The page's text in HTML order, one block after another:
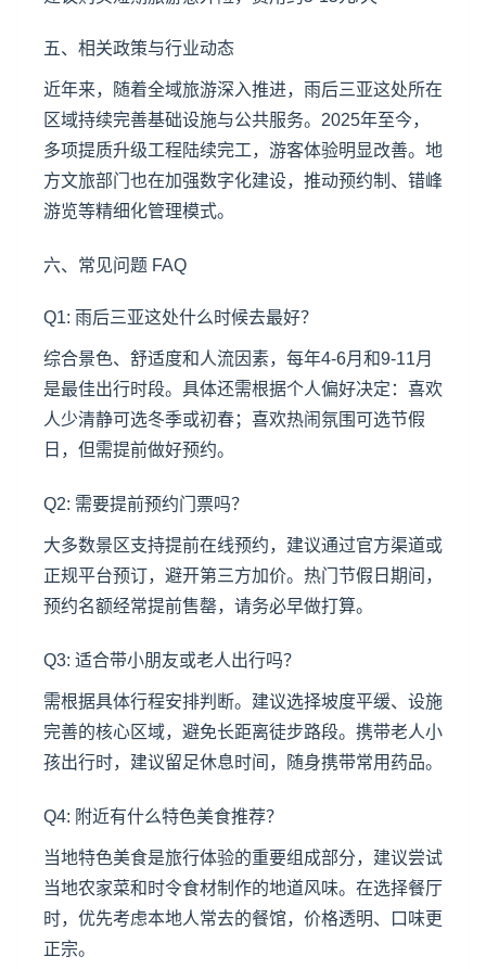
五、相关政策与行业动态
近年来，随着全域旅游深入推进，雨后三亚这处所在
区域持续完善基础设施与公共服务。2025年至今，
多项提质升级工程陆续完工，游客体验明显改善。地
方文旅部门也在加强数字化建设，推动预约制、错峰
游览等精细化管理模式。
六、常见问题 FAQ
Q1: 雨后三亚这处什么时候去最好？
综合景色、舒适度和人流因素，每年4-6月和9-11月
是最佳出行时段。具体还需根据个人偏好决定：喜欢
人少清静可选冬季或初春；喜欢热闹氛围可选节假
日，但需提前做好预约。
Q2: 需要提前预约门票吗？
大多数景区支持提前在线预约，建议通过官方渠道或
正规平台预订，避开第三方加价。热门节假日期间，
预约名额经常提前售罄，请务必早做打算。
Q3: 适合带小朋友或老人出行吗？
需根据具体行程安排判断。建议选择坡度平缓、设施
完善的核心区域，避免长距离徒步路段。携带老人小
孩出行时，建议留足休息时间，随身携带常用药品。
Q4: 附近有什么特色美食推荐？
当地特色美食是旅行体验的重要组成部分，建议尝试
当地农家菜和时令食材制作的地道风味。在选择餐厅
时，优先考虑本地人常去的餐馆，价格透明、口味更
正宗。